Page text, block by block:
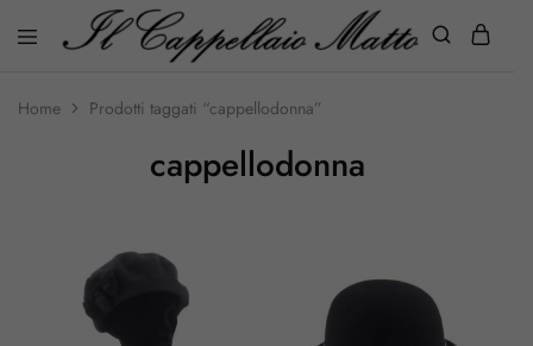
Home Prodotti taggati “cappellodonna”
cappellodonna